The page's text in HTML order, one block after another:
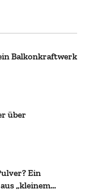
Balkonkraftwerk
über
Ein
„kleinem